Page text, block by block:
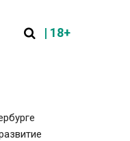
| 18+